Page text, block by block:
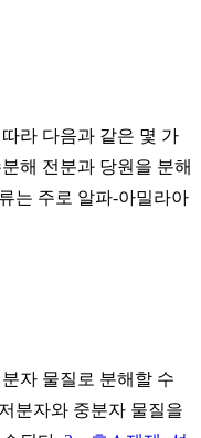
라 다음과 같은 몇 가
해 전분과 당원을 분해
는 주로 알파-아밀라아
자 물질로 분해할 수
분자와 중분자 물질을